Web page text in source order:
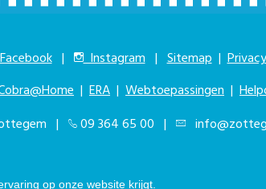
op onze website krijgt.
Facebook | Instagram | Sitemap |
| ERA | Webtoepassingen |
|
09 364 65 00 |
van 9.00u tot 12.00u | © Stad Zottegem |